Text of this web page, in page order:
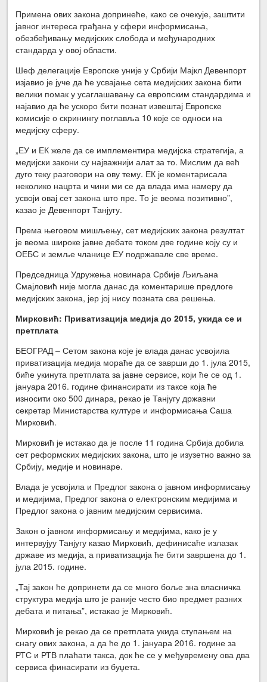
Примена ових закона допринеће, како се очекује, заштити
јавног интереса грађана у сфери информисања,
обезбеђивању медијских слобода и међународних
стандарда у овој области.
Шеф делегације Европске уније у Србији Мајкл Девенпорт
изјавио је јуче да ће усвајање сета медијских закона бити
велики помак у усаглашавању са европским стандардима и
најавио да ће ускоро бити познат извештај Европске
комисије о скринингу поглавља 10 које се односи на
медијску сферу.
„ЕУ и ЕК желе да се имплементира медијска стратегија, а
медијски закони су најважнији алат за то. Мислим да већ
дуго теку разговори на ову тему. ЕК је коментарисала
неколико нацрта и чини ми се да влада има намеру да
усвоји овај сет закона што пре. То је веома позитивно”,
казао је Девенпорт Танјугу.
Према његовом мишљењу, сет медијских закона резултат
је веома широке јавне дебате током две године коју су и
ОЕБС и земље чланице ЕУ подржавале све време.
Председница Удружења новинара Србије Љиљана
Смајловић није могла данас да коментарише предлоге
медијских закона, јер јој нису позната сва решења.
Мирковић: Приватизација медија до 2015, укида се и
претплата
БЕОГРАД – Сетом закона које је влада данас усвојила
приватизација медија мораће да се заврши до 1. јула 2015,
биће укинута претплата за јавне сервисе, који ће се од 1.
јануара 2016. године финансирати из таксе која ће
износити око 500 динара, рекао је Танјугу државни
секретар Министарства културе и информисања Саша
Мирковић.
Мирковић је истакао да је после 11 година Србија добила
сет реформских медијских закона, што је изузетно важно за
Србију, медије и новинаре.
Влада је усвојила и Предлог закона о јавном информисању
и медијима, Предлог закона о електронским медијима и
Предлог закона о јавним медијским сервисима.
Закон о јавном информисању и медијима, како је у
интервујуу Танјугу казао Мирковић, дефинисаће излазак
државе из медија, а приватизација ће бити завршена до 1.
јула 2015. године.
„Тај закон ће допринети да се много боље зна власничка
структура медија што је раније често био предмет разних
дебата и питања”, истакао је Мирковић.
Мирковић је рекао да се претплата укида ступањем на
снагу ових закона, а да ће до 1. јануара 2016. године за
РТС и РТВ плаћати такса, док ће се у међувремену ова два
сервиса финасирати из буџета.